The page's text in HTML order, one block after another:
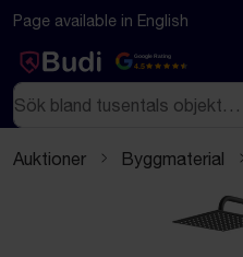
Hoppa till innehåll
Textbaserad (markdown)
Page available in English
Google Rating
4.5
Sök
Auktioner Byggmaterial